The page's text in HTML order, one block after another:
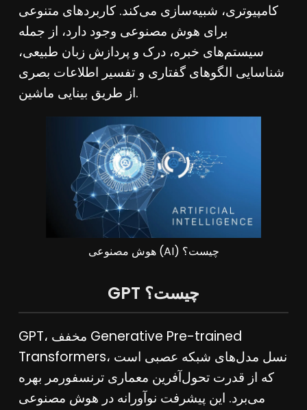
کامپیوتری، شبیه‌سازی می‌کند. کاربردهای متنوعی
برای هوش مصنوعی وجود دارد، از جمله
سیستم‌های خبره، درک و پردازش زبان طبیعی،
شناسایی الگوهای گفتاری و تفسیر اطلاعات بصری
از طریق بینایی ماشین.
هوش مصنوعی (AI) چیست؟
GPT چیست؟
GPT، مخفف Generative Pre-trained
Transformers، نسل مدل‌های شبکه عصبی است
که از قدرت تحول‌آفرین معماری ترنسفورمر بهره
می‌برد. این پیشرفت نوآورانه در هوش مصنوعی